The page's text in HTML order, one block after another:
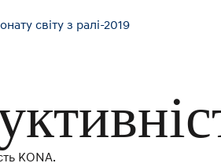
світу з ралі-2019
KONA.